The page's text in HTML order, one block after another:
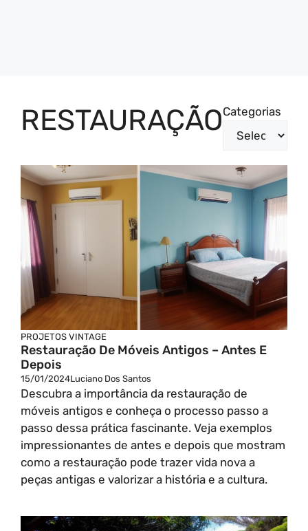
RESTAURAÇÃOCategorias
PROJETOS VINTAGE
Restauração De Móveis Antigos – Antes E
Depois
15/01/2024Luciano Dos Santos
Descubra a importância da restauração de
móveis antigos e conheça o processo passo a
passo dessa prática fascinante. Veja exemplos
impressionantes de antes e depois que mostram
como a restauração pode trazer vida nova a
peças antigas e valorizar a história e a cultura.